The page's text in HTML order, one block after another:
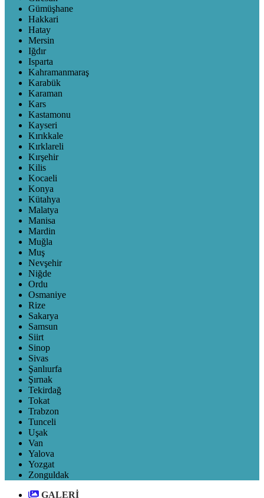
Gümüşhane
Hakkari
Hatay
Mersin
Iğdır
Isparta
Kahramanmaraş
Karabük
Karaman
Kars
Kastamonu
Kayseri
Kırıkkale
Kırklareli
Kırşehir
Kilis
Kocaeli
Konya
Kütahya
Malatya
Manisa
Mardin
Muğla
Muş
Nevşehir
Niğde
Ordu
Osmaniye
Rize
Sakarya
Samsun
Siirt
Sinop
Sivas
Şanlıurfa
Şırnak
Tekirdağ
Tokat
Trabzon
Tunceli
Uşak
Van
Yalova
Yozgat
Zonguldak
GALERİ